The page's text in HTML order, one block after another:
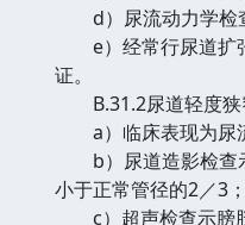
d）尿流动力学检
e）经常行尿道扩
证。
B.31.2尿道轻度狭
a）临床表现为尿
b）尿道造影检查
小于正常管径的2／3；
c）超声检查示膀